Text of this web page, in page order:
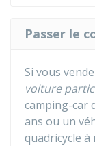
Passer le
Si vous
voiture
camping-car
ans ou un
quadricycle